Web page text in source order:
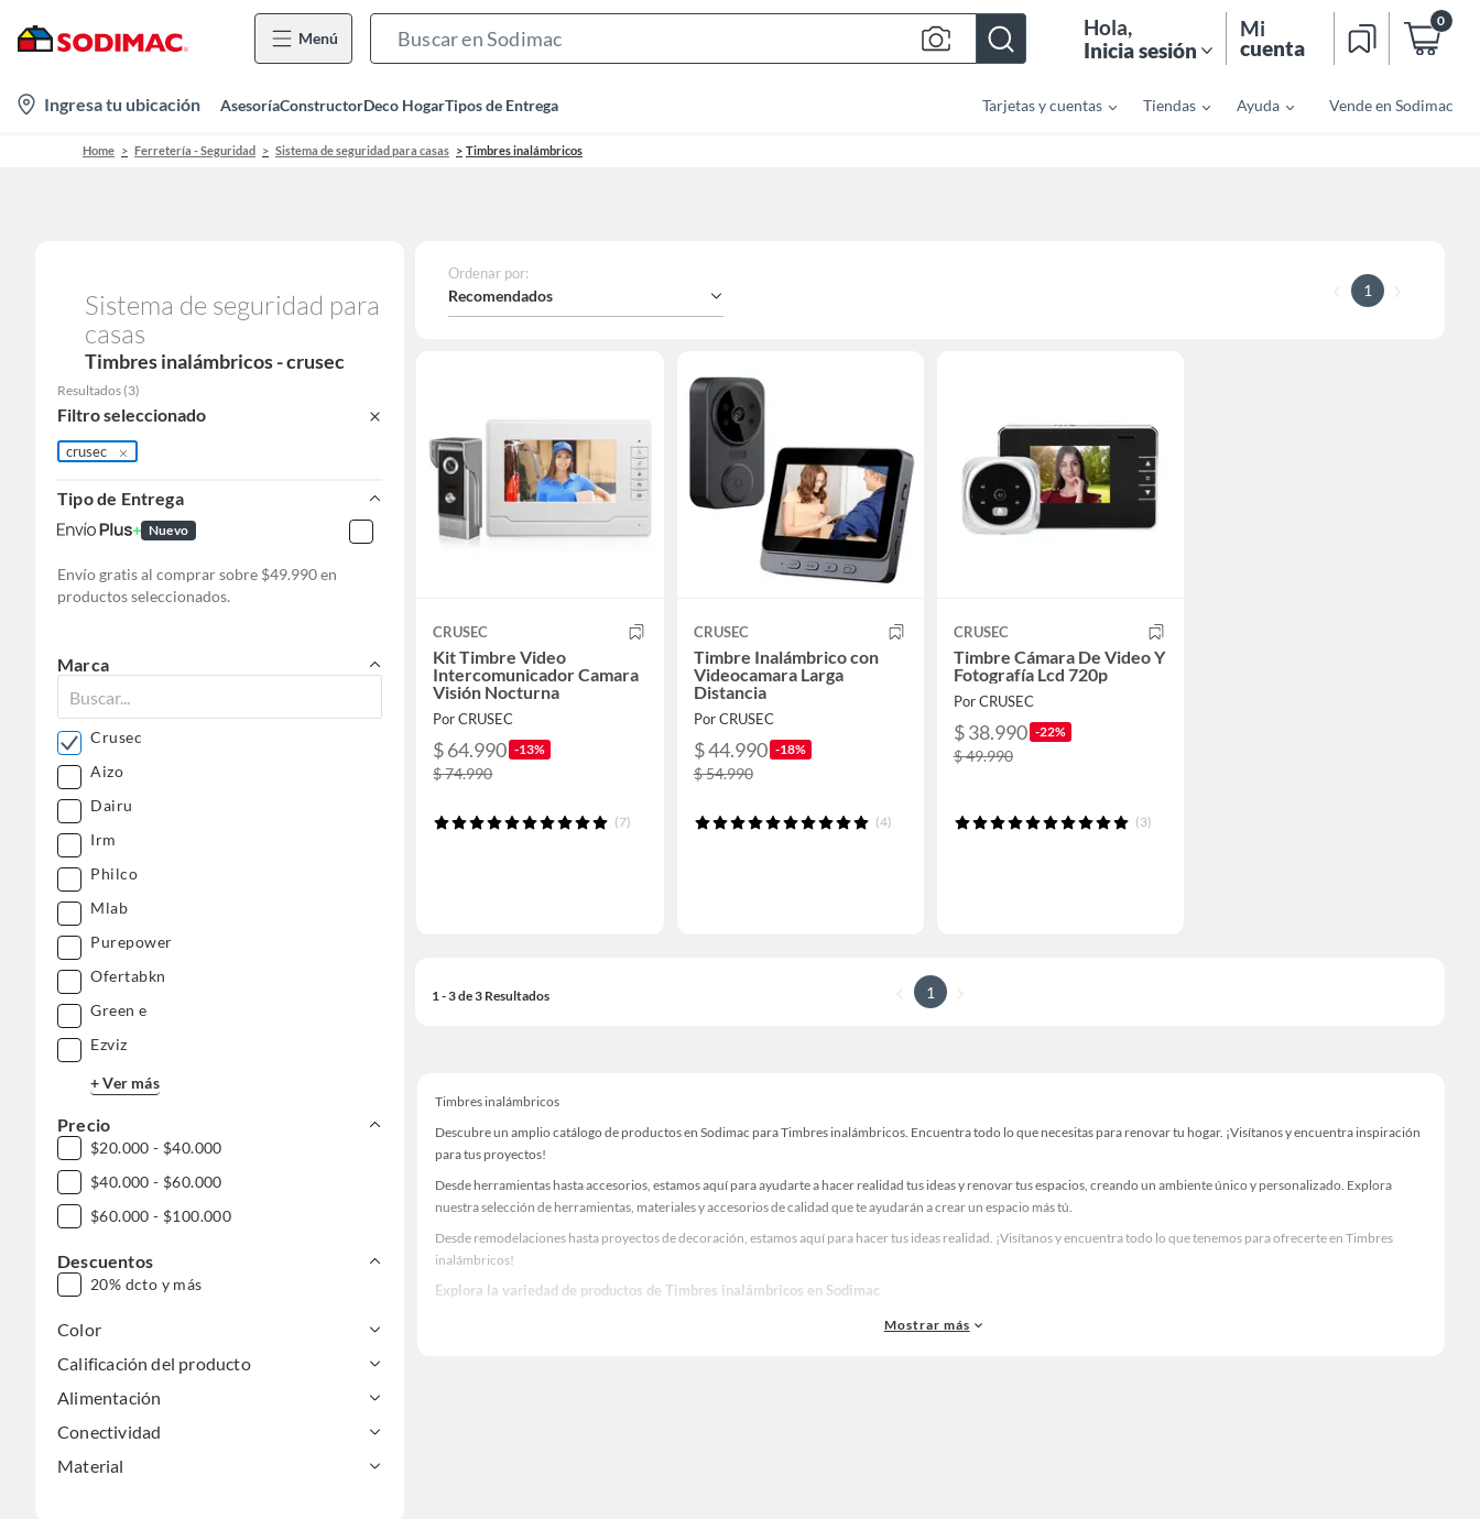
Menú
Bar
Hola,
Inicia sesión
Mi
cuenta
0
location-
icon
Ingresa tu ubicación AsesoríaConstructorDeco HogarTipos de Entrega Tarjetas y cuentas Tiendas Ayuda Vende en Sodimac
Home Ferretería - Seguridad Sistema de seguridad para casas Timbres inalámbricos
Sistema de seguridad para
casas
Timbres inalámbricos - crusec
Resultados (3)
Filtro seleccionado
crusec
Tipo de Entrega
Nuevo
Envío gratis al comprar sobre $49.990 en
productos seleccionados.
Marca
Crusec
Aizo
Dairu
Irm
Philco
Mlab
Purepower
Ofertabkn
Green e
Ezviz
+ Ver más
Precio
$20.000 - $40.000
$40.000 - $60.000
$60.000 - $100.000
Descuentos
20% dcto y más
Color
Calificación del producto
Alimentación
Conectividad
Material
Ordenar por:
Recomendados 1
CRUSEC
Kit Timbre Video
Intercomunicador Camara
Visión Nocturna
Por CRUSEC
$ 64.990 -13%
$ 74.990
(7)
CRUSEC
Timbre Inalámbrico con
Videocamara Larga
Distancia
Por CRUSEC
$ 44.990 -18%
$ 54.990
(4)
CRUSEC
Timbre Cámara De Video Y
Fotografía Lcd 720p
Por CRUSEC
$ 38.990 -22%
$ 49.990
(3)
1 - 3 de 3 Resultados 1
Timbres inalámbricos
Descubre un amplio catálogo de productos en Sodimac para Timbres inalámbricos. Encuentra todo lo que necesitas para renovar tu hogar. ¡Visítanos y encuentra inspiración
para tus proyectos!
Desde herramientas hasta accesorios, estamos aquí para ayudarte a hacer realidad tus ideas y renovar tus espacios, creando un ambiente único y personalizado. Explora
nuestra selección de herramientas, materiales y accesorios de calidad que te ayudarán a crear un espacio más tú.
Desde remodelaciones hasta proyectos de decoración, estamos aquí para hacer tus ideas realidad. ¡Visítanos y encuentra todo lo que tenemos para ofrecerte en Timbres
inalámbricos!
Explora la variedad de productos de Timbres inalámbricos en Sodimac
Herramientas, materiales y accesorios de calidad para tus proyectos y renovación de espacios. ¡Visítanos y descubre todo lo que tenemos para ofrecerte!
Mostrar más